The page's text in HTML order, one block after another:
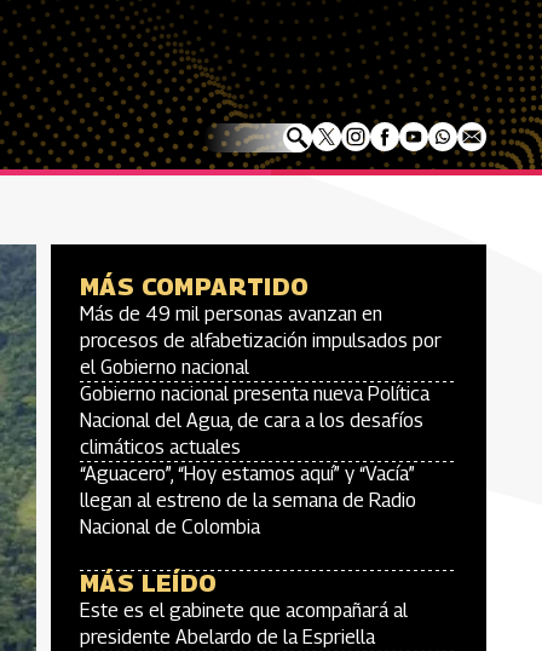
MÁS COMPARTIDO
Más de 49 mil personas avanzan en
procesos de alfabetización impulsados por
el Gobierno nacional
Gobierno nacional presenta nueva Política
Nacional del Agua, de cara a los desafíos
climáticos actuales
“Aguacero”, “Hoy estamos aquí” y “Vacía”
llegan al estreno de la semana de Radio
Nacional de Colombia
MÁS LEÍDO
Este es el gabinete que acompañará al
presidente Abelardo de la Espriella